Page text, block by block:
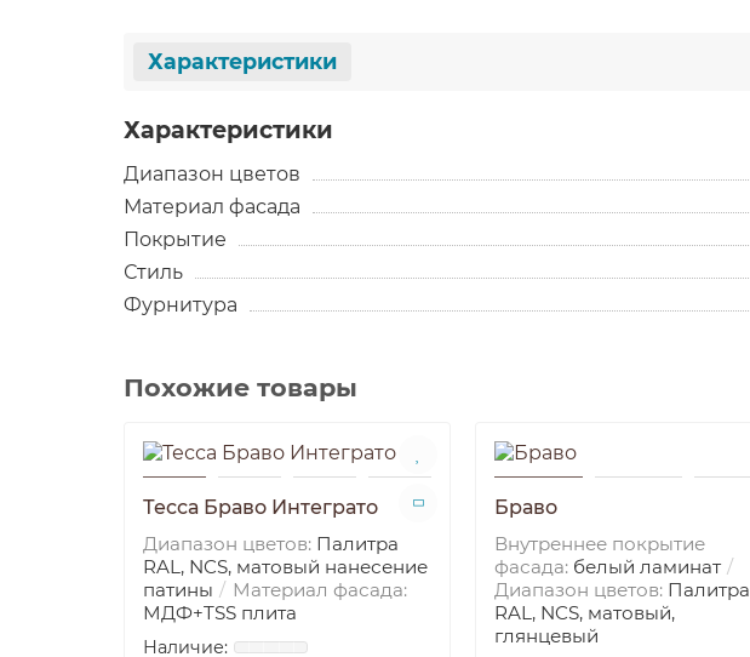
Характеристики
Характеристики
Диапазон цветов
Материал фасада
Покрытие
Стиль
Фурнитура
Похожие товары
Тесса Браво Интеграто
Диапазон цветов: Палитра
RAL, NCS, матовый нанесение
патины
Материал фасада:
МДФ+TSS плита
Браво
Внутреннее покрытие
фасада: белый ламинат
Диапазон цветов: Палитра
RAL, NCS, матовый,
глянцевый